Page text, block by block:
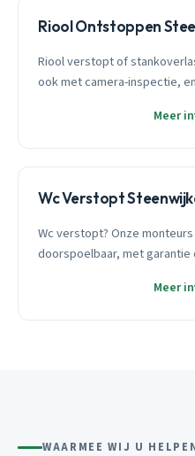
Riool Ontstoppen
Riool verstopt of
ook met camera-inspectie,
Meer
Wc Verstopt
Wc verstopt? Onze
doorspoelbaar, met
Meer
WAARMEE WIJ U